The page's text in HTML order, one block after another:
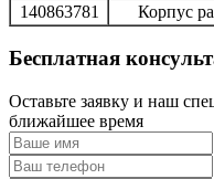
140863781
Корпус
Бесплатная
Оставьте заявку и наш
ближайшее время